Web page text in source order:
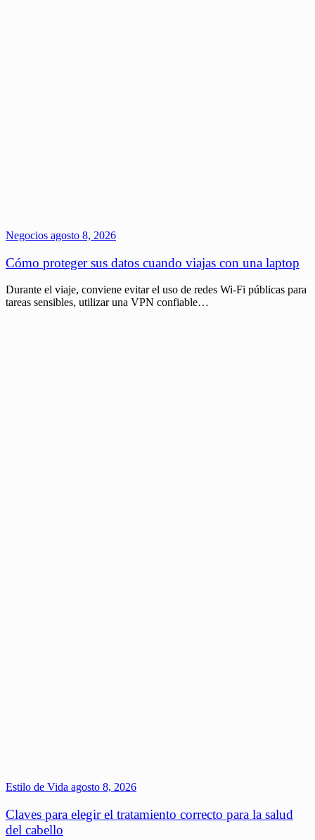
Negocios agosto 8, 2026
Cómo proteger sus datos cuando viajas con una laptop
Durante el viaje, conviene evitar el uso de redes Wi-Fi públicas para
tareas sensibles, utilizar una VPN confiable…
Estilo de Vida agosto 8, 2026
Claves para elegir el tratamiento correcto para la salud
del cabello